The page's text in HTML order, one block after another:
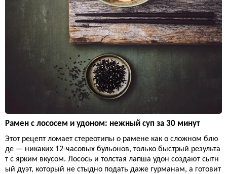
Рамен с лососем и удоном: нежный суп за 30 минут
Этот рецепт ломает стереотипы о рамене как о сложном блю
де — никаких 12-часовых бульонов, только быстрый результа
т с ярким вкусом. Лосось и толстая лапша удон создают сытн
ый дуэт, который не стыдно подать даже гурманам, а готовит